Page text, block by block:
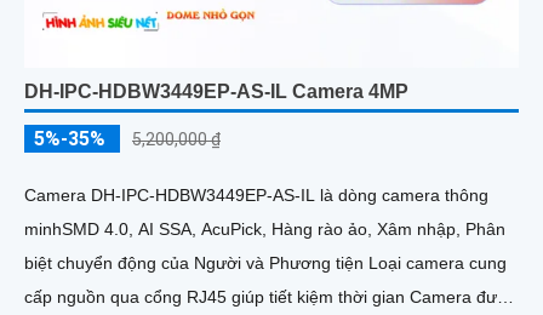
DH-IPC-HDBW3449EP-AS-IL Camera 4MP
5%-35% 5,200,000 ₫
Camera DH-IPC-HDBW3449EP-AS-IL là dòng camera thông
minhSMD 4.0, AI SSA, AcuPick, Hàng rào ảo, Xâm nhập, Phân
biệt chuyển động của Người và Phương tiện Loại camera cung
cấp nguồn qua cổng RJ45 giúp tiết kiệm thời gian Camera được